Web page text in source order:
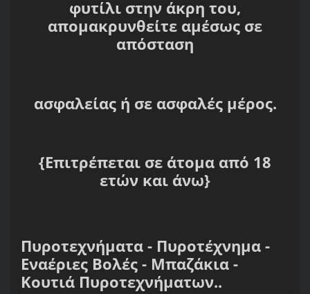
φυτίλι στην άκρη του,
απομακρυνθείτε αμέσως σε
απόσταση
ασφαλείας ή σε ασφαλές μέρος.
{Επιτρέπεται σε άτομα από 18
ετών και άνω}
Πυροτεχνήματα - Πυροτέχνημα -
Εναέριες Βολές - Μπαζάκια -
Κουτιά Πυροτεχνήματων..